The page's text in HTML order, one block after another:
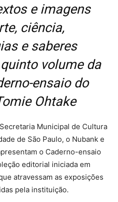
e imagens
ciência,
e saberes
volume da
ensaio do
Ohtake
Municipal de Cultura
de São Paulo, o Nubank e
o Caderno-ensaio
editorial iniciada em
atravessam as exposições
pela instituição.